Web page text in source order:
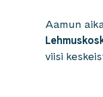
Aamun
viisi